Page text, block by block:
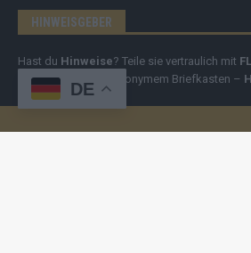
HINWEISGEBER
Hast du Hinweise? Teile sie vertraulich mit
Mail, Telefon oder anonymem Briefkasten –
DE